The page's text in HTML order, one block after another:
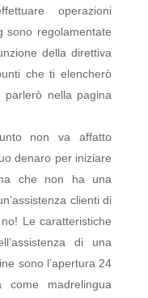
operazioni
sono regolamentate
della direttiva
che ti elencherò
parlerò nella pagina
non va affatto
denaro per iniziare
che non ha una
clienti di
Le caratteristiche
di una
sono l’apertura 24
madrelingua